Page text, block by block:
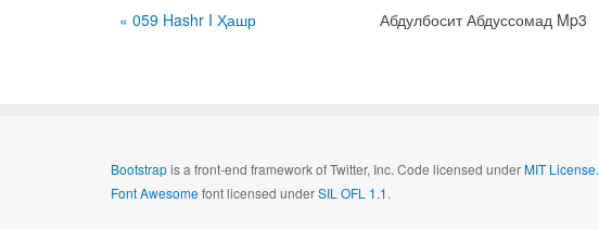
« 059 Hashr I Ҳашр Абдулбосит Абдуссомад Mp3
Bootstrapis a front-end framework of Twitter, Inc. Code licensed underMIT License.
Font Awesomefont licensed underSIL OFL 1.1.